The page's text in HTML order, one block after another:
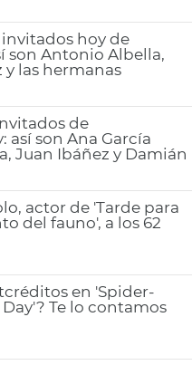
invitados hoy de
son Antonio Albella,
y las hermanas
de
así son Ana García
Juan Ibáñez y Damián
actor de 'Tarde para
del fauno', a los 62
en 'Spider-
Te lo contamos